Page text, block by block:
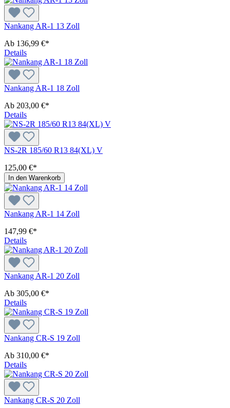
Nankang AR-1 13 Zoll
Ab 136,99 €*
Details
Nankang AR-1 18 Zoll
Ab 203,00 €*
Details
NS-2R 185/60 R13 84(XL) V
125,00 €*
In den Warenkorb
Nankang AR-1 14 Zoll
147,99 €*
Details
Nankang AR-1 20 Zoll
Ab 305,00 €*
Details
Nankang CR-S 19 Zoll
Ab 310,00 €*
Details
Nankang CR-S 20 Zoll